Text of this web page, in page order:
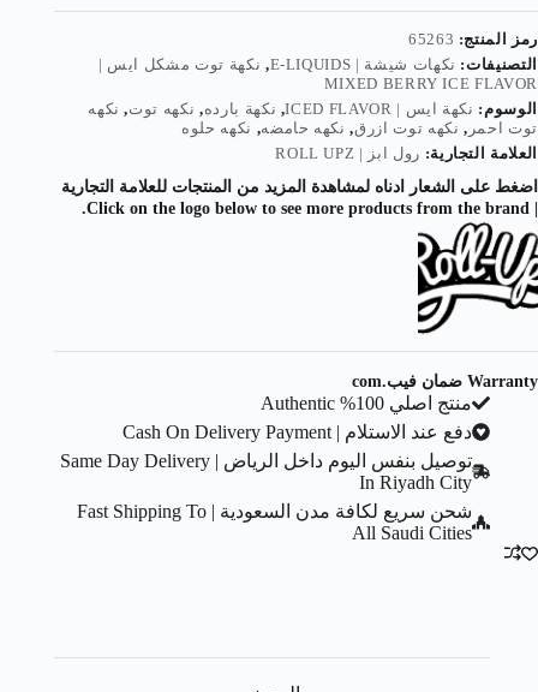
رمز المنتج: 65263
التصنيفات: نكهات شيشة | E-LIQUIDS , نكهة توت مشكل ايس |
MIXED BERRY ICE FLAVOR
الوسوم: نكهة ايس | ICED FLAVOR , نكهة بارده, نكهه توت, نكهه
توت احمر , نكهه توت ازرق, نكهه حامضه, نكهه حلوه
العلامة التجارية: رول ابز | ROLL UPZ
اضغط على الشعار ادناه لمشاهدة المزيد من المنتجات للعلامة التجارية
Warranty ضمان فيب.com
منتج اصلي 100% Authentic
دفع عند الاستلام | Cash On Delivery Payment
توصيل بنفس اليوم داخل الرياض | Same Day Delivery
In Riyadh City
شحن سريع لكافة مدن السعودية | Fast Shipping To
All Saudi Cities